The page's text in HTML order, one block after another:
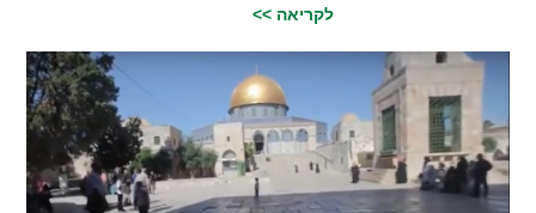
לקריאה >>